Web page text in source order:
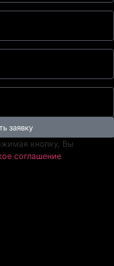
заявку
кнопку, Вы
соглашение